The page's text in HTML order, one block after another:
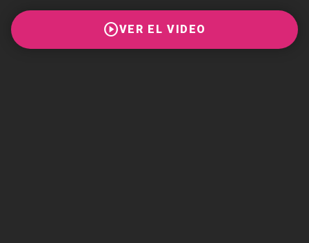
play_circleVER EL VIDEO